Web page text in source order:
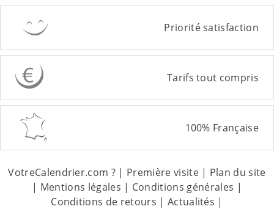
Priorité satisfaction
Tarifs tout compris
100% Française
VotreCalendrier.com ? | Première visite| Plan du site
| Mentions légales | Conditions générales |
Conditions de retours | Actualités |